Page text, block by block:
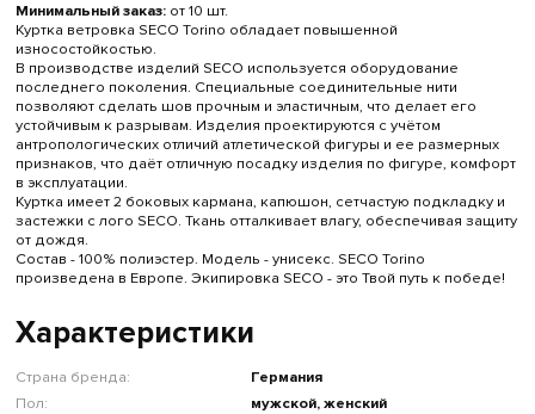
Минимальный заказ:от 10 шт.
Куртка ветровка SECO Torino обладает повышенной
износостойкостью.
В производстве изделий SECO используется оборудование
последнего поколения. Специальные соединительные нити
позволяют сделать шов прочным и эластичным, что делает его
устойчивым к разрывам. Изделия проектируются с учётом
антропологических отличий атлетической фигуры и ее размерных
признаков, что даёт отличную посадку изделия по фигуре, комфорт
в эксплуатации.
Куртка имеет 2 боковых кармана, капюшон, сетчастую подкладку и
застежки с лого SECO. Ткань отталкивает влагу, обеспечивая защиту
от дождя.
Состав - 100% полиэстер. Модель - унисекс. SECO Torino
произведена в Европе. Экипировка SECO - это Твой путь к победе!
Характеристики
Страна бренда:
Германия
Пол:
мужской, женский